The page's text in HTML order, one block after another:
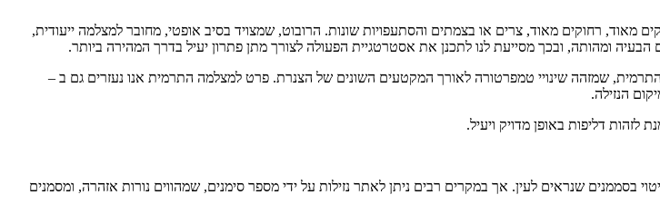
רחוקים מאוד, צרים או בצמתים והסתעפויות שונות. הרובוט, שמצויד בסיב אופטי, מחובר למצלמה ייעודית,
שמזהה שינויי טמפרטורה לאורך המקטעים השונים של הצנרת. פרט למצלמה התרמית אנו נעזרים גם ב –
לזהות דליפות באופן מדויק ויעיל.
שנראים לעין. אך במקרים רבים ניתן לאתר נזילות על ידי מספר סימנים, שמהווים נורות אזהרה, ומסמנים